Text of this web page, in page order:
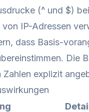
(^ und $)
von IP-Adressen
dass Basis-
Die
Zahlen explizit